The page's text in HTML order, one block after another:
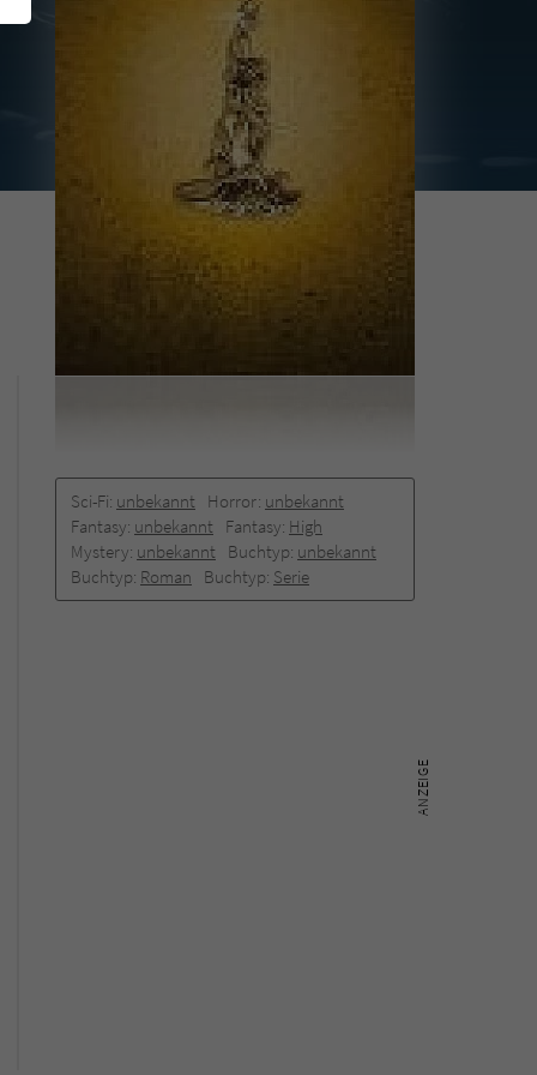
Sci-Fi: unbekannt Horror: unbekannt
Fantasy: unbekannt Fantasy: High
Mystery: unbekannt Buchtyp: unbekannt
Buchtyp: Roman Buchtyp: Serie